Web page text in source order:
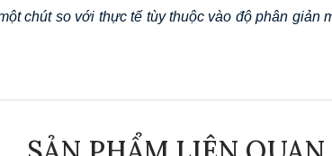
chút so với thực tế tùy thuộc vào độ phân giản